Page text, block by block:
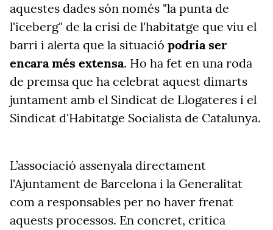
aquestes dades són només "la punta de
l'iceberg" de la crisi de l'habitatge que viu el
barri i alerta que la situació podria ser
encara més extensa. Ho ha fet en una roda
de premsa que ha celebrat aquest dimarts
juntament amb el Sindicat de Llogateres i el
Sindicat d'Habitatge Socialista de Catalunya.
L’associació assenyala directament
l'Ajuntament de Barcelona i la Generalitat
com a responsables per no haver frenat
aquests processos. En concret, critica